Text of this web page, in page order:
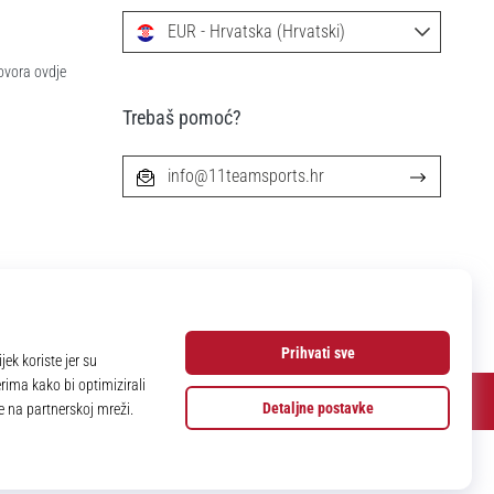
ovdje
EUR - Hrvatska (Hrvatski)
Trebaš pomoć?
info@11teamsports.hr